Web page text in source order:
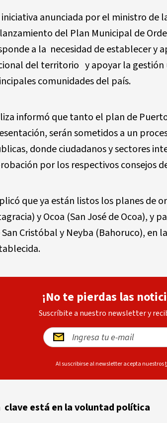
iniciativa anunciada por el ministro de
del Plan Municipal de
a la necesidad de establecer y
del territorio y apoyar la
comunidades del país.
informó que tanto el plan de
serán sometidos a un
donde ciudadanos y sectores
por los respectivos consejos
que ya están listos los planes de
y Ocoa (San José de Ocoa), y
San Cristóbal y Neyba (Bahoruco), en
¡No te pierdas las
Suscríbite a nuestro newsletter y
Al suscribirse al newsletter acepta nuestros
clave está en la voluntad política